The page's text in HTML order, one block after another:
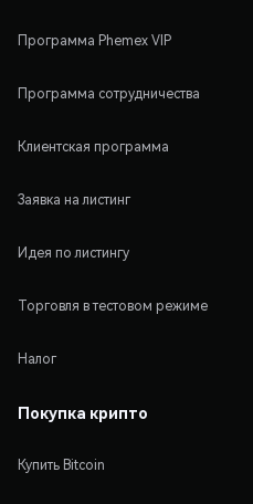
Программа Phemex VIP
Программа сотрудничества
Клиентская программа
Заявка на листинг
Идея по листингу
Торговля в тестовом режиме
Налог
Покупка крипто
Купить Bitcoin